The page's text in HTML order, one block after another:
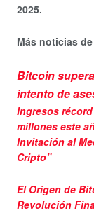
2025.
Más noticias
Bitcoin
intento de
Ingresos
millones este
Invitación al
Cripto”
El Origen de
Revolución